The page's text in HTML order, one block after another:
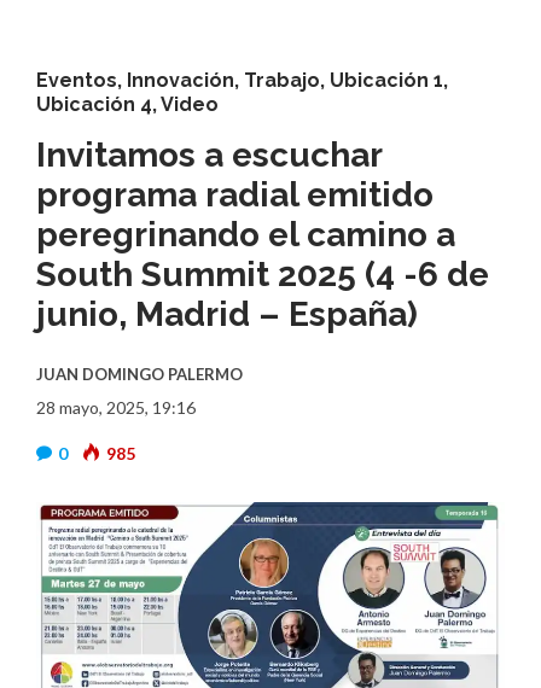
Eventos, Innovación, Trabajo, Ubicación 1,
Ubicación 4,Video
Invitamos a escuchar
programa radial emitido
peregrinando el camino a
South Summit 2025 (4 -6 de
junio, Madrid – España)
JUAN DOMINGO PALERMO
28 mayo, 2025, 19:16
0 985